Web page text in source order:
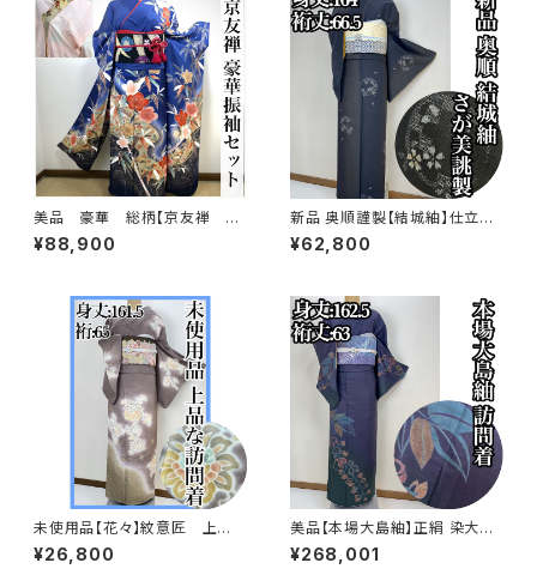
美品 豪華 総柄【京友禅 古
典柄】正絹 振袖セット q993
¥88,900
新品 奥順謹製【結城紬】仕立て
上り おく玉 正絹 さが美 s74
8
¥62,800
未使用品【花々】紋意匠 上
品 訪問着 正絹 袷s666
¥26,800
美品【本場大島紬】正絹 染大島
紬 訪問着s776
¥268,001